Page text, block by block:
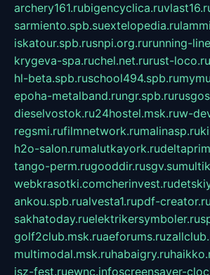
archery161.rubigencyclica.ru
sarmiento.spb.suextelopedia.ru
iskatour.spb.rusnpi.org.rurunning-
krygeva-spa.ruchel.net.rurust-loco.ru
hl-beta.spb.ruschool494.spb.ru
epoha-metalband.rungr.spb.ru
dieselvostok.ru24hostel.msk.ruw-
regsmi.rufilmnetwork.rumalinasp.ru
h2o-salon.rumalutkayork.ru
tango-perm.rugooddir.rusgv.su
webkrasotki.comcherinvest.ru
ankou.spb.rualvesta1.rupdf-creator.ru
sakhatoday.ruelektrikersymboler.ru
golf2club.msk.ruaeforums.ru
multimodal.msk.ruhabaigry.ru
isz-fest.ruewnc.infoscreensaver-